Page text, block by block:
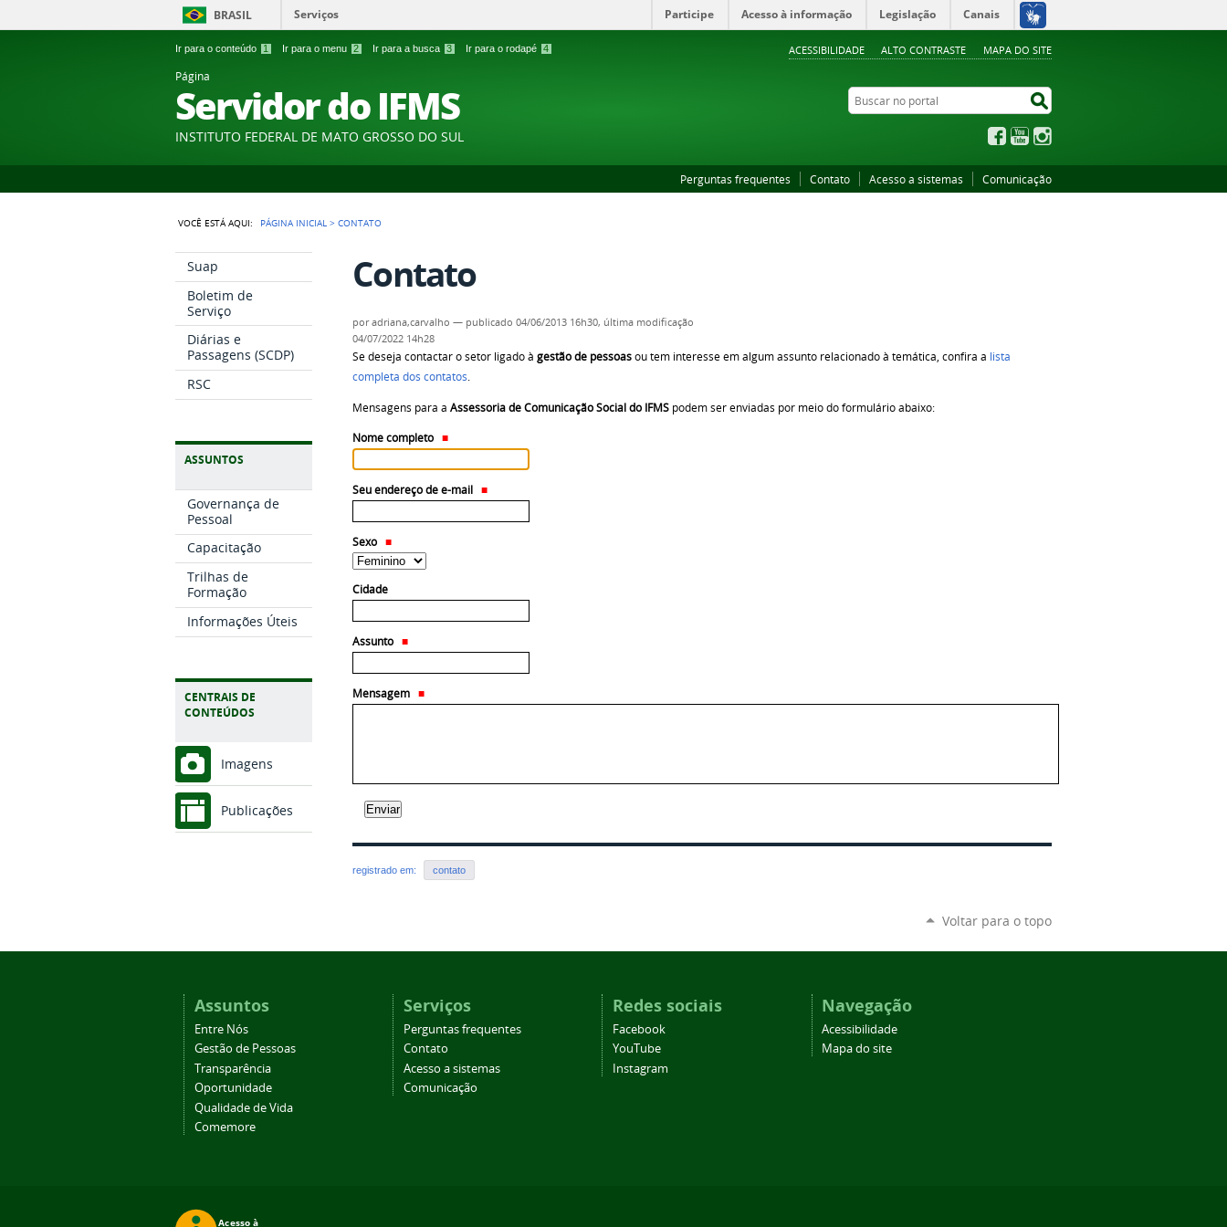
Ir para o conteúdo 1 Ir para o menu 2 Ir para a busca 3 Ir para o rodapé 4 ACESSIBILIDADE ALTO CONTRASTE MAPA DO SITE
BRASIL Serviços Participe Acesso à informação Legislação Canais
Página
Servidor do IFMS
INSTITUTO FEDERAL DE MATO GROSSO DO SUL
Buscar no portal
FacebookYouTube
Perguntas frequentes Contato Acesso a sistemas Comunicação
VOCÊ ESTÁ AQUI: PÁGINA INICIAL >CONTATO
Suap
Boletim de
Serviço
Diárias e
Passagens (SCDP)
RSC
ASSUNTOS
Governança de
Pessoal
Capacitação
Trilhas de
Formação
Informações Úteis
CENTRAIS DE
CONTEÚDOS
Imagens
Publicações
Contato
poradriana,carvalho — publicado 04/06/2013 16h30, última modificação
04/07/2022 14h28
Se deseja contactar o setor ligado àgestão de pessoasou tem interesse em algum assunto relacionado à temática, confira a lista
completa dos contatos.
Mensagens para aAssessoria de Comunicação Social do IFMS podem ser enviadas por meio do formulário abaixo:
Nome completo
Seu endereço de e-mail
Sexo
Cidade
Assunto
Mensagem
registrado em: contato
Voltar para o topo
Assuntos
Entre Nós
Gestão de Pessoas
Transparência
Oportunidade
Qualidade de Vida
Comemore
Serviços
Perguntas frequentes
Contato
Acesso a sistemas
Comunicação
Redes sociais
Facebook
YouTube
Instagram
Navegação
Acessibilidade
Mapa do site